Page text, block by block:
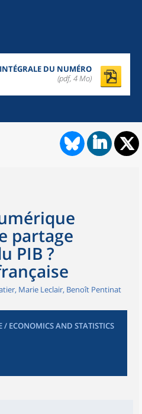
DU NUMÉRO
(pdf, 4 Mo)
partage
PIB ?
Marie Leclair, Benoît Pentinat
/ ECONOMICS AND STATISTICS